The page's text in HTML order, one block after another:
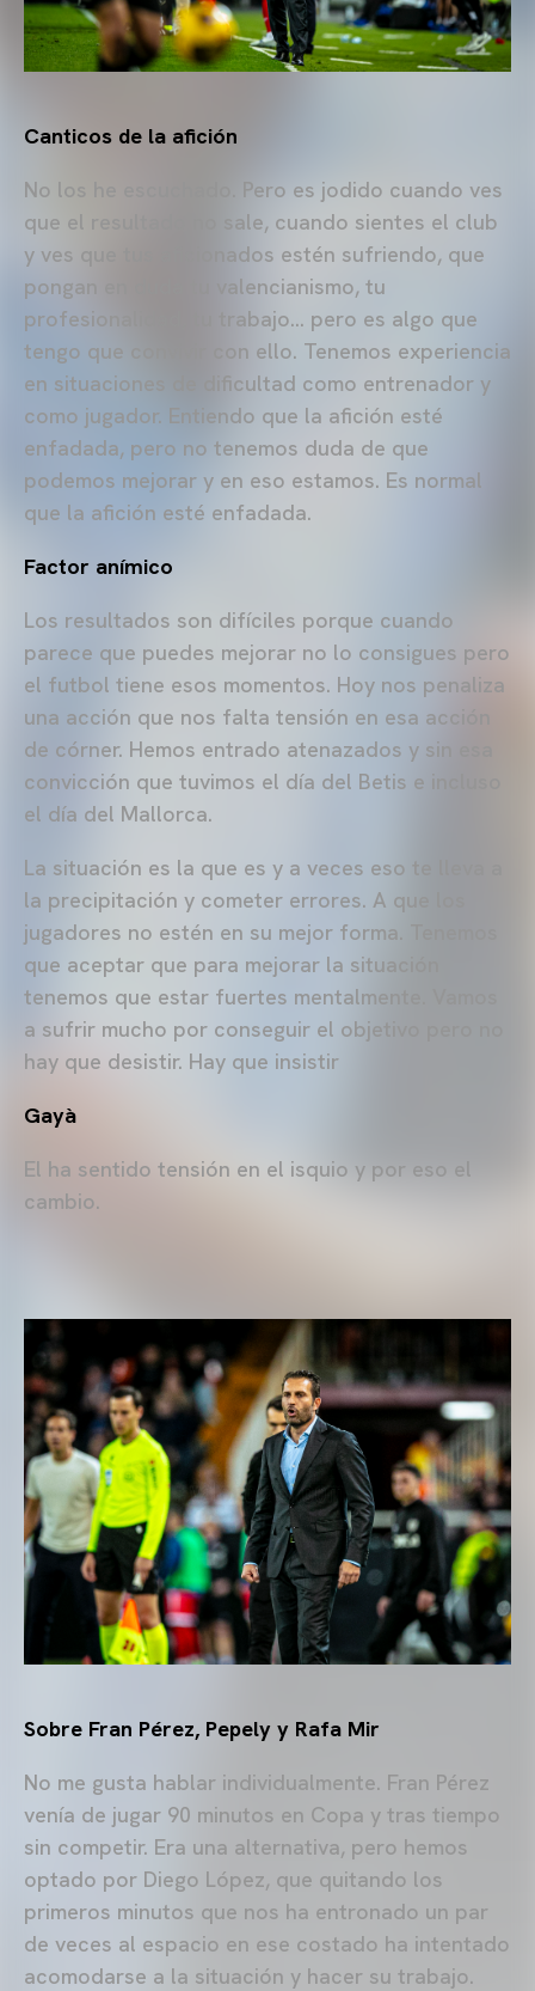
Canticos de la afición
No los he escuchado. Pero es jodido cuando ves
que el resultado no sale, cuando sientes el club
y ves que tus aficionados estén sufriendo, que
pongan en duda tu valencianismo, tu
profesionalidad, tu trabajo… pero es algo que
tengo que convivir con ello. Tenemos experiencia
en situaciones de dificultad como entrenador y
como jugador. Entiendo que la afición esté
enfadada, pero no tenemos duda de que
podemos mejorar y en eso estamos. Es normal
que la afición esté enfadada.
Factor anímico
Los resultados son difíciles porque cuando
parece que puedes mejorar no lo consigues pero
el futbol tiene esos momentos. Hoy nos penaliza
una acción que nos falta tensión en esa acción
de córner. Hemos entrado atenazados y sin esa
convicción que tuvimos el día del Betis e incluso
el día del Mallorca.
La situación es la que es y a veces eso te lleva a
la precipitación y cometer errores. A que los
jugadores no estén en su mejor forma. Tenemos
que aceptar que para mejorar la situación
tenemos que estar fuertes mentalmente. Vamos
a sufrir mucho por conseguir el objetivo pero no
hay que desistir. Hay que insistir
Gayà
El ha sentido tensión en el isquio y por eso el
cambio.
Sobre Fran Pérez, Pepely y Rafa Mir
No me gusta hablar individualmente. Fran Pérez
venía de jugar 90 minutos en Copa y tras tiempo
sin competir. Era una alternativa, pero hemos
optado por Diego López, que quitando los
primeros minutos que nos ha entronado un par
de veces al espacio en ese costado ha intentado
acomodarse a la situación y hacer su trabajo.